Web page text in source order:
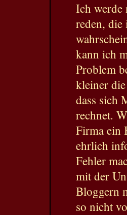
Ich werde
reden,
kann ich
Problem
kleiner
dass sich
rechnet.
Firma ein
ehrlich
Fehler
mit der
Bloggern
so nicht